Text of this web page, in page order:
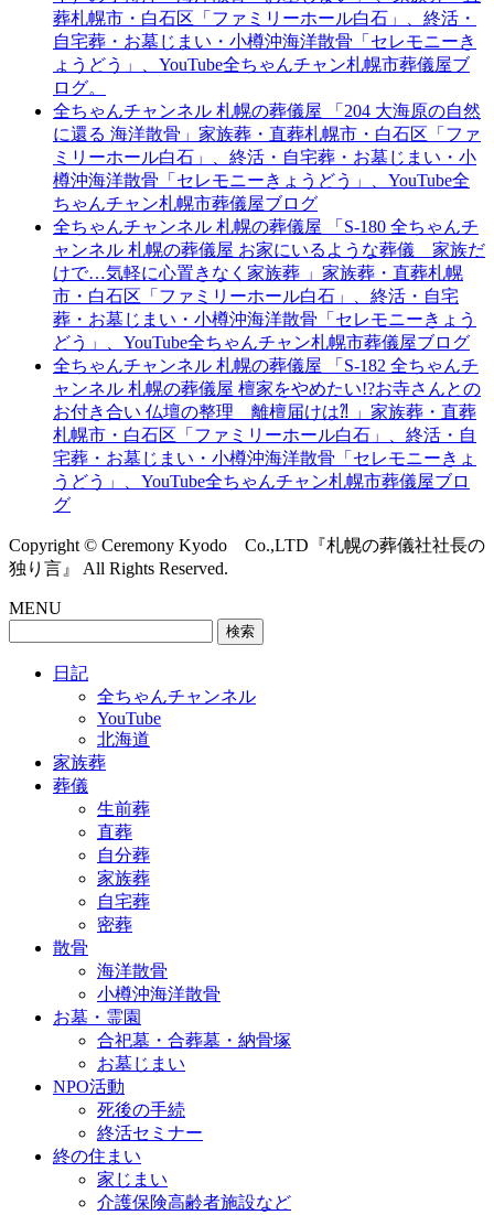
葬札幌市・白石区「ファミリーホール白石」、終活・
自宅葬・お墓じまい・小樽沖海洋散骨「セレモニーき
ょうどう」、YouTube全ちゃんチャン札幌市葬儀屋ブ
ログ。
全ちゃんチャンネル 札幌の葬儀屋 「204 大海原の自然
に還る 海洋散骨」家族葬・直葬札幌市・白石区「ファ
ミリーホール白石」、終活・自宅葬・お墓じまい・小
樽沖海洋散骨「セレモニーきょうどう」、YouTube全
ちゃんチャン札幌市葬儀屋ブログ
全ちゃんチャンネル 札幌の葬儀屋 「S-180 全ちゃんチ
ャンネル 札幌の葬儀屋 お家にいるような葬儀 家族だ
けで…気軽に心置きなく家族葬 」家族葬・直葬札幌
市・白石区「ファミリーホール白石」、終活・自宅
葬・お墓じまい・小樽沖海洋散骨「セレモニーきょう
どう」、YouTube全ちゃんチャン札幌市葬儀屋ブログ
全ちゃんチャンネル 札幌の葬儀屋 「S-182 全ちゃんチ
ャンネル 札幌の葬儀屋 檀家をやめたい!?お寺さんとの
お付き合い 仏壇の整理 離檀届けは⁈ 」家族葬・直葬
札幌市・白石区「ファミリーホール白石」、終活・自
宅葬・お墓じまい・小樽沖海洋散骨「セレモニーきょ
うどう」、YouTube全ちゃんチャン札幌市葬儀屋ブロ
グ
Copyright © Ceremony Kyodo Co.,LTD『札幌の葬儀社社長の
独り言』 All Rights Reserved.
MENU
日記
全ちゃんチャンネル
YouTube
北海道
家族葬
葬儀
生前葬
直葬
自分葬
家族葬
自宅葬
密葬
散骨
海洋散骨
小樽沖海洋散骨
お墓・霊園
合祀墓・合葬墓・納骨塚
お墓じまい
NPO活動
死後の手続
終活セミナー
終の住まい
家じまい
介護保険高齢者施設など